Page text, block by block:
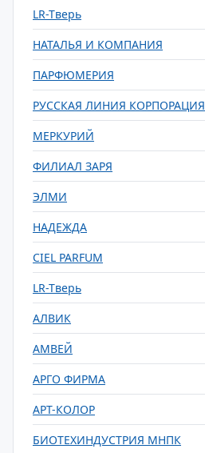
LR-Tверь
НАТАЛЬЯ И КОМПАНИЯ
ПАРФЮМЕРИЯ
РУССКАЯ ЛИНИЯ КОРПОРАЦИЯ
МЕРКУРИЙ
ФИЛИАЛ ЗАРЯ
ЭЛМИ
НАДЕЖДА
CIEL PARFUM
LR-Tверь
АЛВИК
АМВЕЙ
АРГО ФИРМА
АРТ-КОЛОР
БИОТЕХИНДУСТРИЯ МНПК